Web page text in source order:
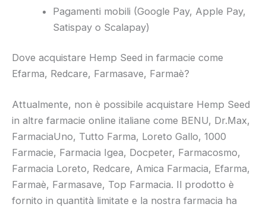
Pagamenti mobili (Google Pay, Apple Pay,
Satispay o Scalapay)
Dove acquistare Hemp Seed in farmacie come
Efarma, Redcare, Farmasave, Farmaè?
Attualmente, non è possibile acquistare Hemp Seed
in altre farmacie online italiane come BENU, Dr.Max,
FarmaciaUno, Tutto Farma, Loreto Gallo, 1000
Farmacie, Farmacia Igea, Docpeter, Farmacosmo,
Farmacia Loreto, Redcare, Amica Farmacia, Efarma,
Farmaè, Farmasave, Top Farmacia. Il prodotto è
fornito in quantità limitate e la nostra farmacia ha